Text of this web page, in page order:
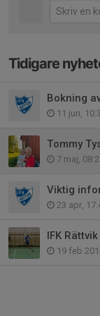
Tidigare
Bokning
11 jun,
Tommy
7 maj,
Viktig
23 apr,
IFK
19 feb